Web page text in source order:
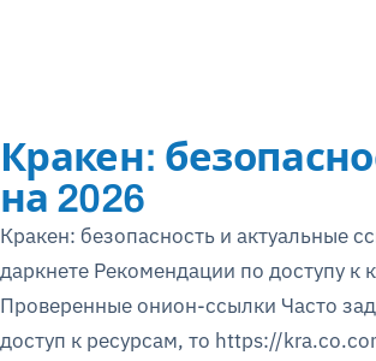
Кракен:
на 2026
Кракен: безопасность и актуальные
даркнете Рекомендации по доступу к
Проверенные онион-ссылки Часто
доступ к ресурсам, то https://